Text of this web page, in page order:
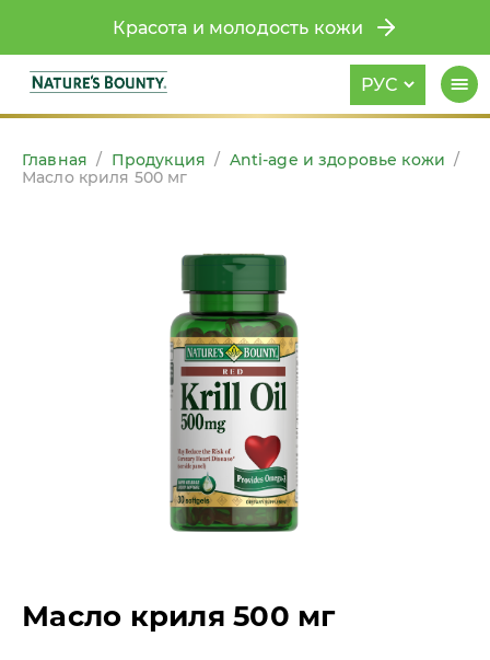
Красота и молодость кожи
РУС
Главная / Продукция / Anti-age и здоровье кожи /
Масло криля 500 мг
Масло криля 500 мг